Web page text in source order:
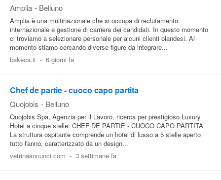
Amplia - Belluno
Amplia è una multinazionale che si occupa di reclutamento
internazionale e gestione di carriera dei candidati. In questo momento
ci troviamo a selezionare personale per alcuni clienti olandesi. Al
momento stiamo cercando diverse figure da integrare...
bakeca.it - 6 giorni fa
Chef de partie - cuoco capo partita
Quojobis - Belluno
Quojobis Spa, Agenzia per il Lavoro, ricerca per prestigioso Luxury
Hotel a cinque stelle: CHEF DE PARTIE - CUOCO CAPO PARTITA
La struttura ospitante comprende un hotel di lusso a 5 stelle aperto
tutto l'anno, caratterizzato da un design...
vetrinaannunci.com - 3 settimane fa